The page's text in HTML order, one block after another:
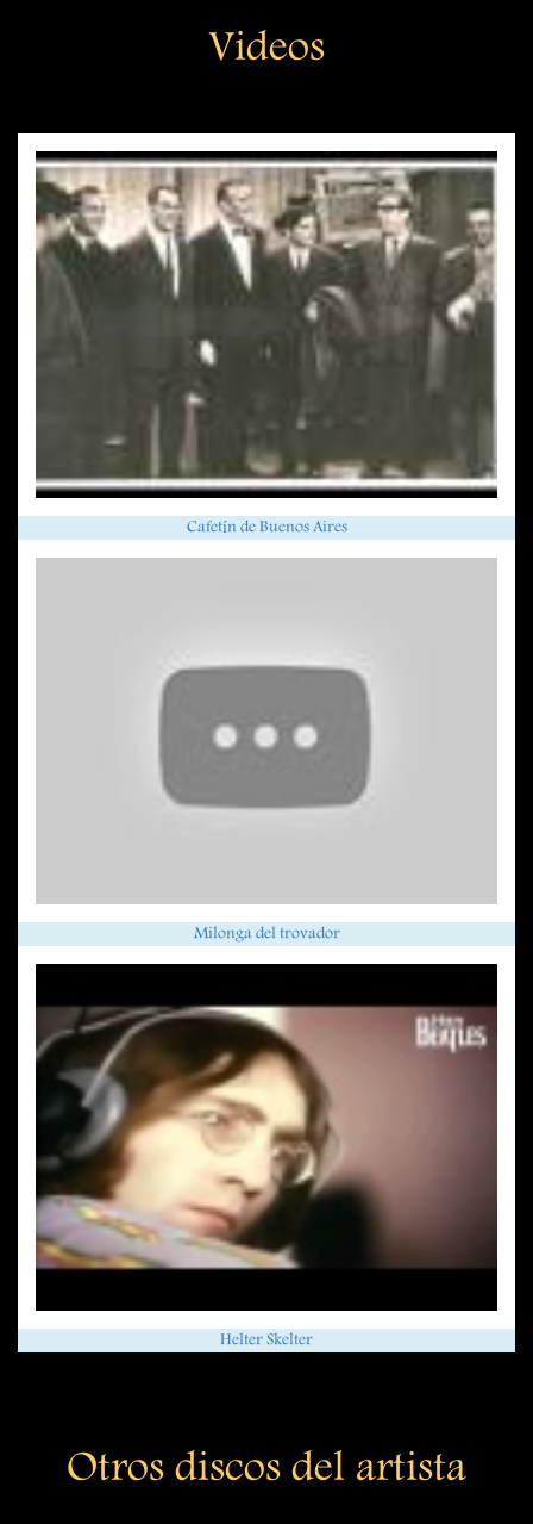
Videos
Cafetín de Buenos Aires
Milonga del trovador
Helter Skelter
Otros discos del artista